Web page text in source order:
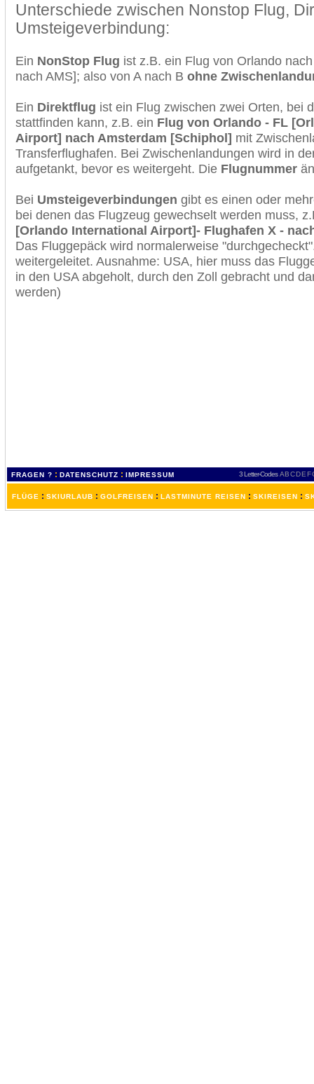
Unterschiede zwischen Nonstop Flug,
Umsteigeverbindung:
Ein NonStop Flug ist z.B. ein Flug von Orlando
nach AMS]; also von A nach B ohne
Ein Direktflug ist ein Flug zwischen zwei Orten, bei
stattfinden kann, z.B. ein Flug von Orlando - FL
Airport] nach Amsterdam [Schiphol] mit
Transferflughafen. Bei Zwischenlandungen wird in
aufgetankt, bevor es weitergeht. Die Flugnummer
Bei Umsteigeverbindungen gibt es einen oder
bei denen das Flugzeug gewechselt werden muss,
[Orlando International Airport]- Flughafen X -
Das Fluggepäck wird normalerweise
weitergeleitet. Ausnahme: USA, hier muss das
in den USA abgeholt, durch den Zoll gebracht und
werden)
FRAGEN ? : DATENSCHUTZ : IMPRESSUM 3 Letter-Codes ABCDEF
FLÜGE : SKIURLAUB : GOLFREISEN : LASTMINUTE REISEN : SKIREISEN :